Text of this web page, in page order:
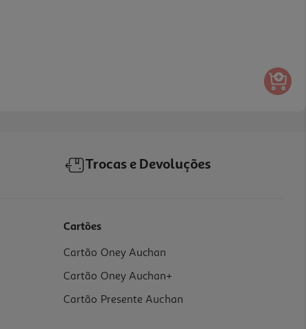
Trocas e Devoluções
Cartões
Cartão Oney Auchan
Cartão Oney Auchan+
Cartão Presente Auchan